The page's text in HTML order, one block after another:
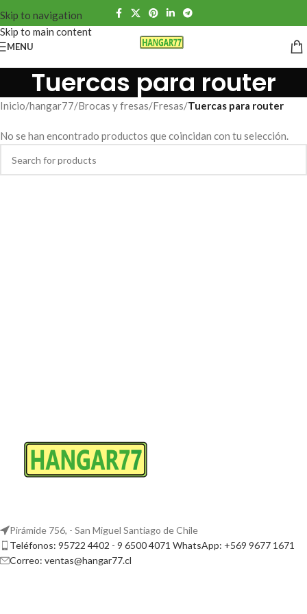
Skip to navigation
Skip to main content
MENU
Tuercas para router
Inicio/hangar77/Brocas y fresas/Fresas/Tuercas para router
No se han encontrado productos que coincidan con tu selección.
Pirámide 756, - San Miguel Santiago de Chile
Teléfonos: 95722 4402 - 9 6500 4071 WhatsApp: +569 9677 1671
Correo: ventas@hangar77.cl